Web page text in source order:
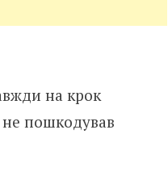
на крок
не пошкодував